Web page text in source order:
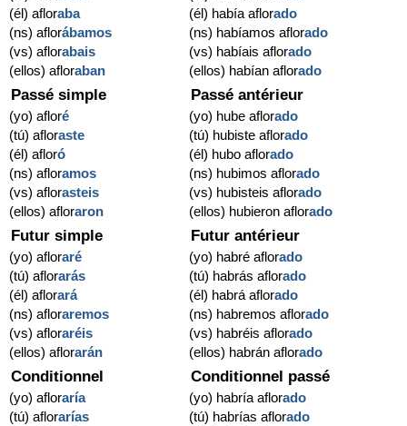
(él) afloraba
(ns) aflorábamos
(vs) aflorabais
(ellos) afloraban
(él) había aflorado
(ns) habíamos aflorado
(vs) habíais aflorado
(ellos) habían aflorado
Passé simple
(yo) afloré
(tú) afloraste
(él) afloró
(ns) afloramos
(vs) aflorasteis
(ellos) afloraron
Passé antérieur
(yo) hube aflorado
(tú) hubiste aflorado
(él) hubo aflorado
(ns) hubimos aflorado
(vs) hubisteis aflorado
(ellos) hubieron aflorado
Futur simple
(yo) afloraré
(tú) aflorarás
(él) aflorará
(ns) afloraremos
(vs) afloraréis
(ellos) aflorarán
Futur antérieur
(yo) habré aflorado
(tú) habrás aflorado
(él) habrá aflorado
(ns) habremos aflorado
(vs) habréis aflorado
(ellos) habrán aflorado
Conditionnel
(yo) afloraría
(tú) aflorarías
Conditionnel passé
(yo) habría aflorado
(tú) habrías aflorado